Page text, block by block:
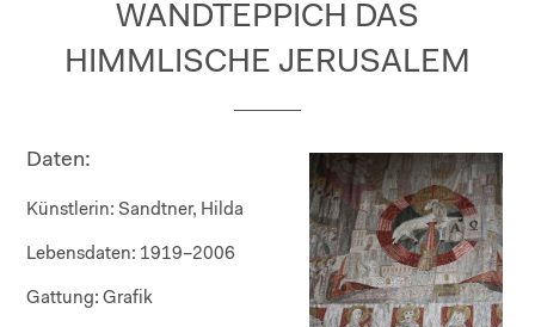
WANDTEPPICH DAS
HIMMLISCHE JERUSALEM
Daten:
Künstlerin: Sandtner, Hilda
Lebensdaten: 1919–2006
Gattung: Grafik